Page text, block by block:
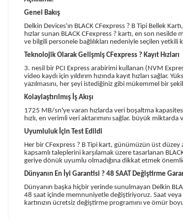
Genel Bakış
Delkin Devices'ın BLACK CFexpress ? B Tipi Bellek
hızlar sunan BLACK CFexpress ? kartı, en son
ve bilgili personele bağlılıkları nedeniyle seçilen yetkili
Teknolojik Olarak Gelişmiş CFexpress ? Kayıt Hızları
3. nesil bir PCI Express arabirimi kullanan (NVM
video kaydı için yıldırım hızında kayıt hızları sağlar.
yazılmasını, her şeyi istediğiniz gibi mükemmel bir
Kolaylaştırılmış İş Akışı
1725 MB/sn'ye varan hızlarda veri boşaltma
hızlı, en verimli veri aktarımını sağlar. büyük
Uyumluluk İçin Test Edildi
Her bir CFexpress ? B Tipi kart, günümüzün üst
kapsamlı taleplerini karşılamak üzere tasarlanan
geriye dönük uyumlu olmadığına dikkat etmek
Dünyanın En İyi Garantisi ? 48 SAAT Değiştirme
Dünyanın başka hiçbir yerinde sunulmayan Delkin
48 saat içinde memnuniyetle değiştiriyoruz. Saat veya
kartınızın ücretsiz değiştirme programını ve ömür